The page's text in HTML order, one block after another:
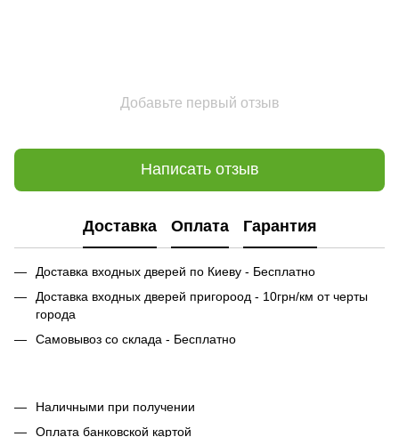
Добавьте первый отзыв
Написать отзыв
Доставка Оплата Гарантия
Доставка входных дверей по Киеву - Бесплатно
Доставка входных дверей пригороод - 10грн/км от черты
города
Самовывоз со склада - Бесплатно
Наличными при получении
Оплата банковской картой